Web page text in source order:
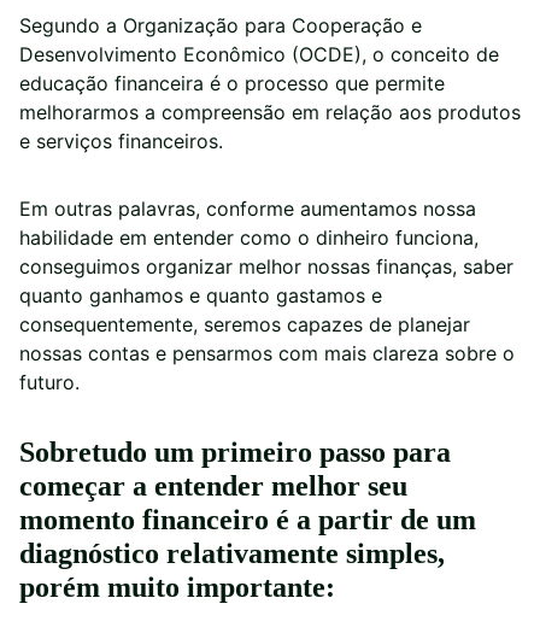
Segundo a Organização para Cooperação e
Desenvolvimento Econômico (OCDE), o conceito de
educação financeira é o processo que permite
melhorarmos a compreensão em relação aos produtos
e serviços financeiros.
Em outras palavras, conforme aumentamos nossa
habilidade em entender como o dinheiro funciona,
conseguimos organizar melhor nossas finanças, saber
quanto ganhamos e quanto gastamos e
consequentemente, seremos capazes de planejar
nossas contas e pensarmos com mais clareza sobre o
futuro.
Sobretudo um primeiro passo para
começar a entender melhor seu
momento financeiro é a partir de um
diagnóstico relativamente simples,
porém muito importante: